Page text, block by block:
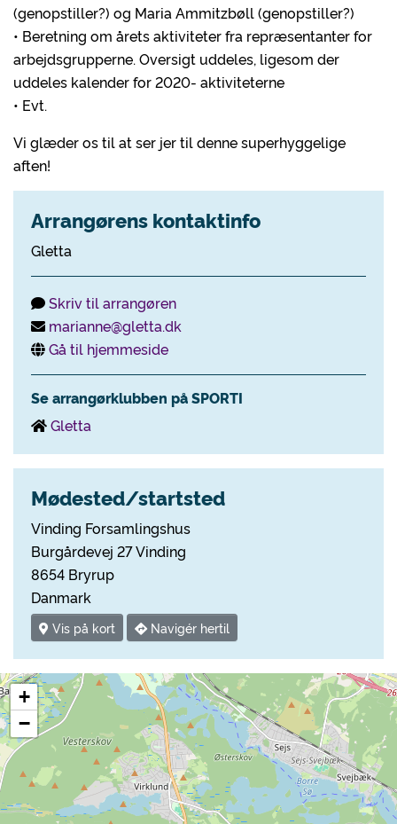
(genopstiller?) og Maria Ammitzbøll (genopstiller?)
• Beretning om årets aktiviteter fra repræsentanter for
arbejdsgrupperne. Oversigt uddeles, ligesom der
uddeles kalender for 2020- aktiviteterne
• Evt.
Vi glæder os til at ser jer til denne superhyggelige
aften!
Arrangørens kontaktinfo
Gletta
Skriv til arrangøren
marianne@gletta.dk
Gå til hjemmeside
Se arrangørklubben på SPORTI
Gletta
Mødested/startsted
Vinding Forsamlingshus
Burgårdevej 27 Vinding
8654 Bryrup
Danmark
Vis på kort Navigér hertil
+
−